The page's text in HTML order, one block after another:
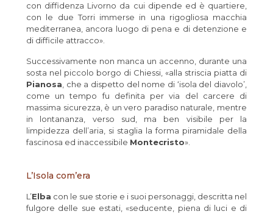
con diffidenza Livorno da cui dipende ed è quartiere,
con le due Torri immerse in una rigogliosa macchia
mediterranea, ancora luogo di pena e di detenzione e
di difficile attracco».
Successivamente non manca un accenno, durante una
sosta nel piccolo borgo di Chiessi, «alla striscia piatta di
Pianosa , che a dispetto del nome di ‘isola del diavolo’,
come un tempo fu definita per via del carcere di
massima sicurezza, è un vero paradiso naturale, mentre
in lontananza, verso sud, ma ben visibile per la
limpidezza dell’aria, si staglia la forma piramidale della
fascinosa ed inaccessibile Montecristo».
L’Isola com’era
L’Elba con le sue storie e i suoi personaggi, descritta nel
fulgore delle sue estati, «seducente, piena di luci e di